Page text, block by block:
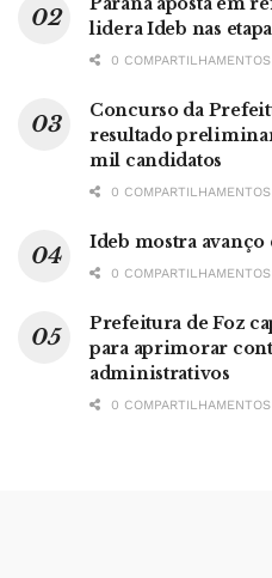
lidera Ideb nas
0 COMPARTILHAMENTOS
Concurso da
resultado
mil candidatos
0 COMPARTILHAMENTOS
Ideb mostra avanço
0 COMPARTILHAMENTOS
Prefeitura de Foz
para aprimorar
administrativos
0 COMPARTILHAMENTOS